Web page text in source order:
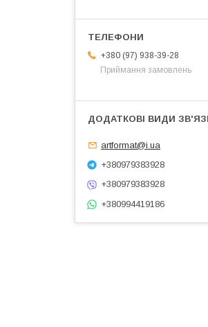
+380 (97) 938-39-28
Приймання замовлень
artformat@i.ua
+380979383928
+380979383928
+380994419186